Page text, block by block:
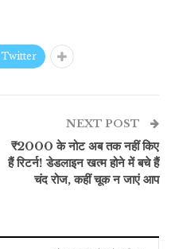
Twitter
NEXT POST
₹2000 के नोट अब तक नहीं किए
हैं रिटर्न! डेडलाइन खत्म होने में बचे हैं
चंद रोज, कहीं चूक न जाएं आप